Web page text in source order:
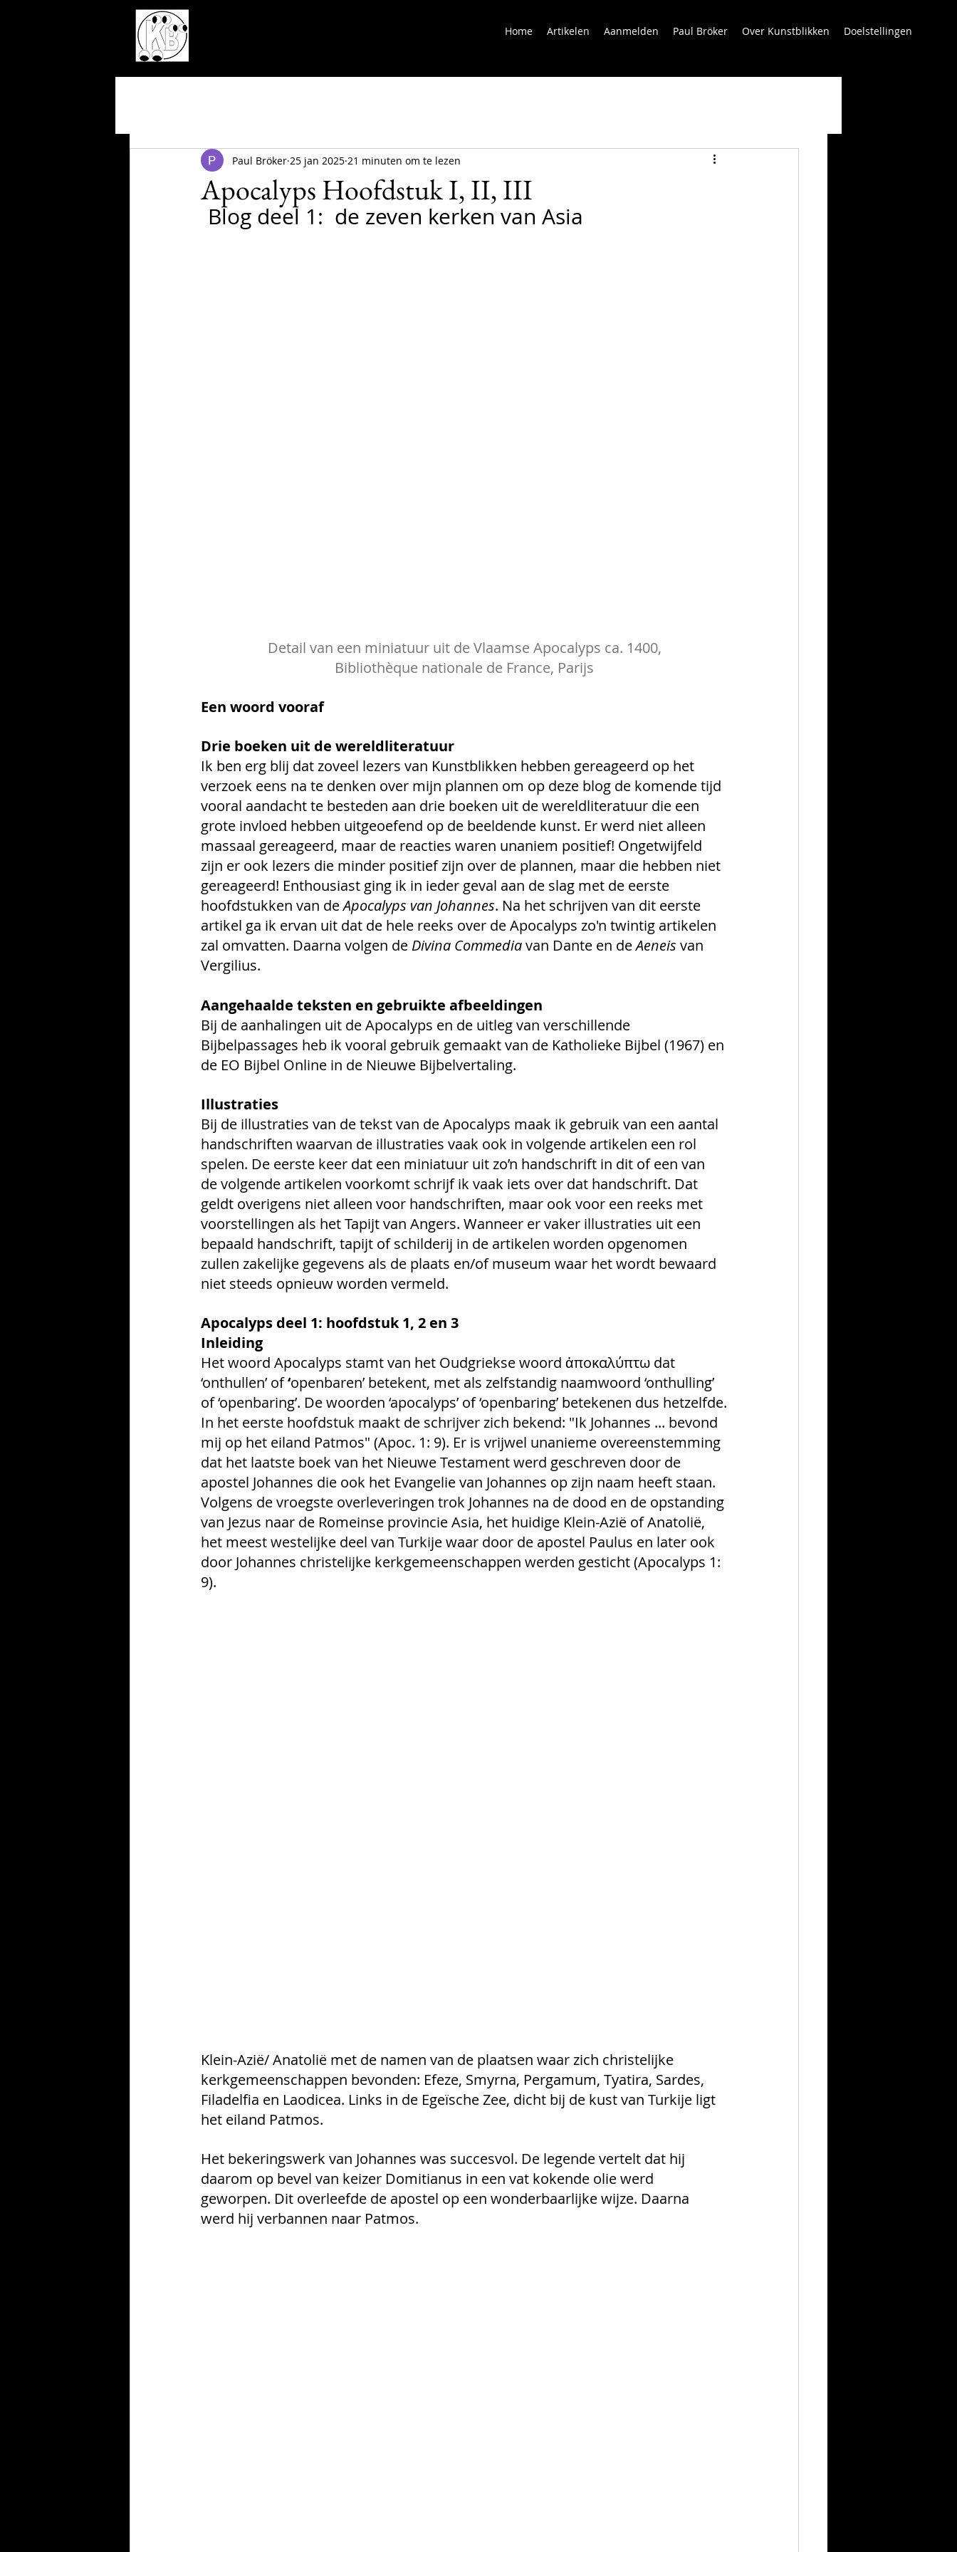
Home Artikelen Aanmelden Paul Bröker Over Kunstblikken Doelstellingen
Apocalyps Hoofdstuk I, II, III
Paul Bröker 25 jan 2025 21 minuten om te lezen
Blog deel 1:  de zeven kerken van Asia
Detail van een miniatuur uit de Vlaamse Apocalyps ca. 1400,
Bibliothèque nationale de France, Parijs
Een woord vooraf
Drie boeken uit de wereldliteratuur
Ik ben erg blij dat zoveel lezers van Kunstblikken hebben gereageerd op het
verzoek eens na te denken over mijn plannen om op deze blog de komende tijd
vooral aandacht te besteden aan drie boeken uit de wereldliteratuur die een
grote invloed hebben uitgeoefend op de beeldende kunst. Er werd niet alleen
massaal gereageerd, maar de reacties waren unaniem positief! Ongetwijfeld
zijn er ook lezers die minder positief zijn over de plannen, maar die hebben niet
gereageerd! Enthousiast ging ik in ieder geval aan de slag met de eerste
hoofdstukken van de Apocalyps van Johannes. Na het schrijven van dit eerste
artikel ga ik ervan uit dat de hele reeks over de Apocalyps zo'n twintig artikelen
zal omvatten. Daarna volgen de Divina Commedia van Dante en de Aeneis van
Vergilius.
Aangehaalde teksten en gebruikte afbeeldingen
Bij de aanhalingen uit de Apocalyps en de uitleg van verschillende
Bijbelpassages heb ik vooral gebruik gemaakt van de Katholieke Bijbel (1967) en
de EO Bijbel Online in de Nieuwe Bijbelvertaling.
Illustraties
Bij de illustraties van de tekst van de Apocalyps maak ik gebruik van een aantal
handschriften waarvan de illustraties vaak ook in volgende artikelen een rol
spelen. De eerste keer dat een miniatuur uit zo’n handschrift in dit of een van
de volgende artikelen voorkomt schrijf ik vaak iets over dat handschrift. Dat
geldt overigens niet alleen voor handschriften, maar ook voor een reeks met
voorstellingen als het Tapijt van Angers. Wanneer er vaker illustraties uit een
bepaald handschrift, tapijt of schilderij in de artikelen worden opgenomen
zullen zakelijke gegevens als de plaats en/of museum waar het wordt bewaard
niet steeds opnieuw worden vermeld.
Apocalyps deel 1: hoofdstuk 1, 2 en 3
Inleiding
Het woord Apocalyps stamt van het Oudgriekse woord ἀποκαλύπτω dat
‘onthullen’ of ‘openbaren’ betekent, met als zelfstandig naamwoord ‘onthulling’
of ‘openbaring’. De woorden ‘apocalyps’ of ‘openbaring’ betekenen dus hetzelfde.
In het eerste hoofdstuk maakt de schrijver zich bekend: "Ik Johannes ... bevond
mij op het eiland Patmos" (Apoc. 1: 9). Er is vrijwel unanieme overeenstemming
dat het laatste boek van het Nieuwe Testament werd geschreven door de
apostel Johannes die ook het Evangelie van Johannes op zijn naam heeft staan.
Volgens de vroegste overleveringen trok Johannes na de dood en de opstanding
van Jezus naar de Romeinse provincie Asia, het huidige Klein-Azië of Anatolië,
het meest westelijke deel van Turkije waar door de apostel Paulus en later ook
door Johannes christelijke kerkgemeenschappen werden gesticht (Apocalyps 1:
9).
Klein-Azië/ Anatolië met de namen van de plaatsen waar zich christelijke
kerkgemeenschappen bevonden: Efeze, Smyrna, Pergamum, Tyatira, Sardes,
Filadelfia en Laodicea. Links in de Egeïsche Zee, dicht bij de kust van Turkije ligt
het eiland Patmos.
Het bekeringswerk van Johannes was succesvol. De legende vertelt dat hij
daarom op bevel van keizer Domitianus in een vat kokende olie werd
geworpen. Dit overleefde de apostel op een wonderbaarlijke wijze. Daarna
werd hij verbannen naar Patmos.